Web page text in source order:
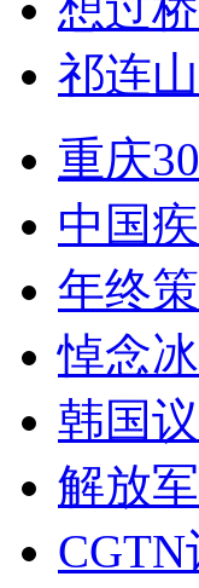
祁连
重庆
中国
年终
悼念
韩国
解放